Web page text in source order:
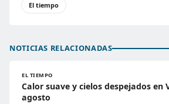
El tiempo
NOTICIAS RELACIONADAS
EL TIEMPO
Calor suave y cielos despejados en
agosto